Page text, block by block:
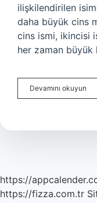
ilişkilendirilen
daha büyük cins
cins ismi, ikincisi
her zaman
Devamını okuyun
Ve
Mı
https://
https://fizza.com.tr